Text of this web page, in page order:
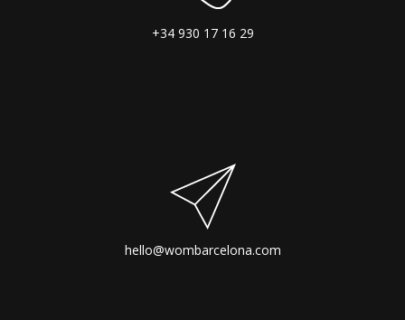
+34 930 17 16 29
hello@wombarcelona.com